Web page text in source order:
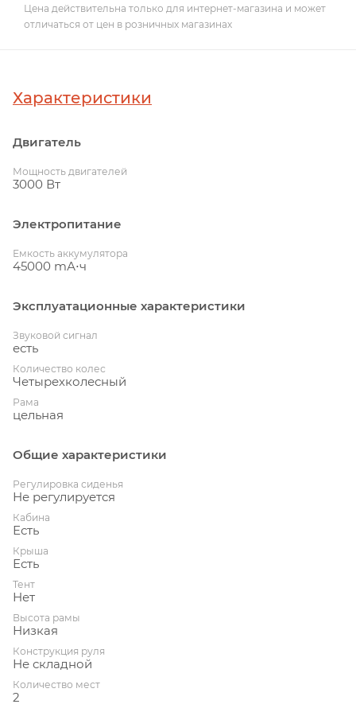
Цена действительна только для интернет-магазина и может
отличаться от цен в розничных магазинах
Характеристики
Двигатель
Мощность двигателей
3000 Вт
Электропитание
Емкость аккумулятора
45000 mА⋅ч
Эксплуатационные характеристики
Звуковой сигнал
есть
Количество колес
Четырехколесный
Рама
цельная
Общие характеристики
Регулировка сиденья
Не регулируется
Кабина
Есть
Крыша
Есть
Тент
Нет
Высота рамы
Низкая
Конструкция руля
Не складной
Количество мест
2